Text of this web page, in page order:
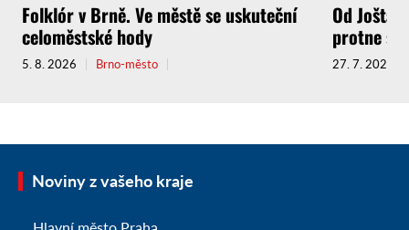
Folklór v Brně. Ve městě se uskuteční
celoměstské hody
5. 8. 2026 Brno-město
Od Jošta
protne
27. 7. 2026
Noviny z vašeho kraje